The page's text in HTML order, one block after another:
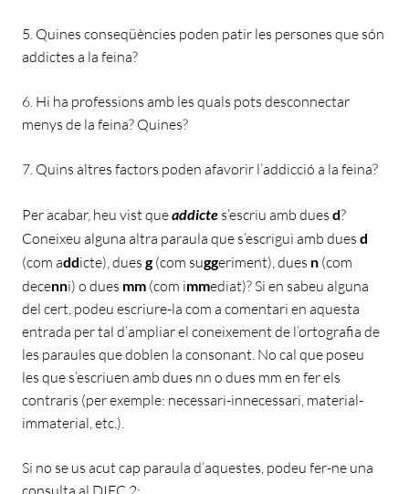
5. Quines conseqüències poden patir les persones que són
addictes a la feina?
6. Hi ha professions amb les quals pots desconnectar
menys de la feina? Quines?
7. Quins altres factors poden afavorir l’addicció a la feina?
Per acabar, heu vist queaddicte s’escriu amb dues d?
Coneixeu alguna altra paraula que s’escrigui amb dues d
(com addicte), dues g(com suggeriment), dues n (com
decenni) o dues mm (com immediat)? Si en sabeu alguna
del cert, podeu escriure-la com a comentari en aquesta
entrada per tal d’ampliar el coneixement de l’ortografia de
les paraules que doblen la consonant. No cal que poseu
les que s’escriuen amb dues nn o dues mm en fer els
contraris (per exemple: necessari-innecessari, material-
immaterial, etc.).
Si no se us acut cap paraula d’aquestes, podeu fer-ne una